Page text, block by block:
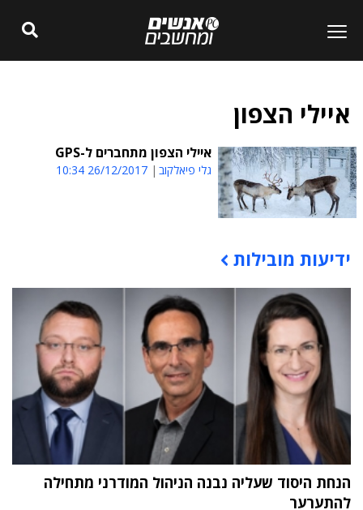
איילי הצפון
איילי הצפון מתחברים ל-GPS
גלי פיאלקוב 26/12/2017 10:34
תוכן פרסומי
ידיעות מובילות
הנחת היסוד שעליה נבנה הניהול המודרני מתחילה
להתערער